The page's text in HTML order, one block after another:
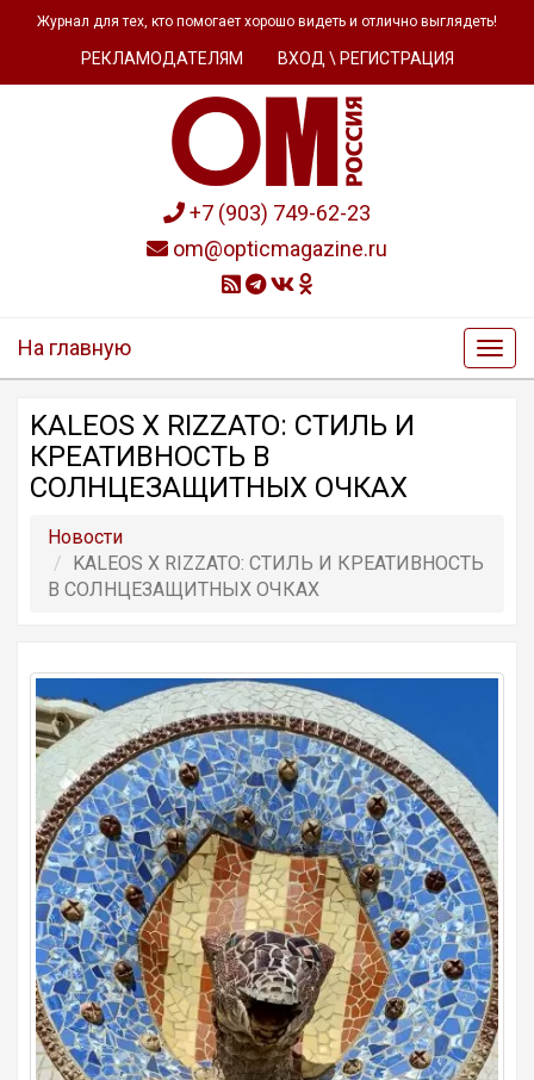
Журнал для тех, кто помогает хорошо видеть и отлично выглядеть!
РЕКЛАМОДАТЕЛЯМ ВХОД \ РЕГИСТРАЦИЯ
+7 (903) 749-62-23
om@opticmagazine.ru
На главную
KALEOS X RIZZATO: СТИЛЬ И
КРЕАТИВНОСТЬ В
СОЛНЦЕЗАЩИТНЫХ ОЧКАХ
Новости
KALEOS X RIZZATO: СТИЛЬ И КРЕАТИВНОСТЬ
В СОЛНЦЕЗАЩИТНЫХ ОЧКАХ